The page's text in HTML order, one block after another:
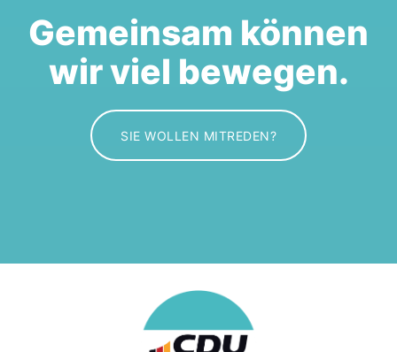
Gemeinsam können
wir viel bewegen.
SIE WOLLEN MITREDEN?